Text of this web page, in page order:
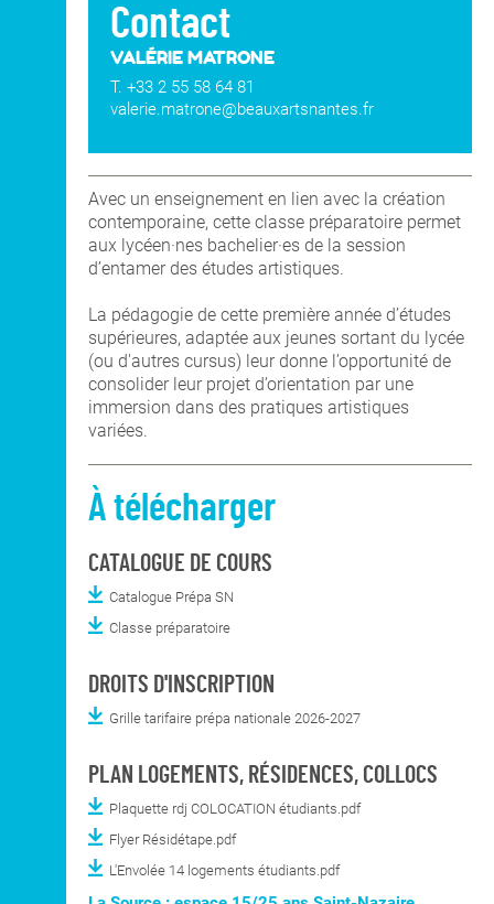
Contact
VALÉRIE MATRONE
T. +33 2 55 58 64 81
valerie.matrone@beauxartsnantes.fr
Avec un enseignement en lien avec la création
contemporaine, cette classe préparatoire permet
aux lycéen·nes bachelier·es de la session
d’entamer des études artistiques.
La pédagogie de cette première année d’études
supérieures, adaptée aux jeunes sortant du lycée
(ou d'autres cursus) leur donne l’opportunité de
consolider leur projet d’orientation par une
immersion dans des pratiques artistiques
variées.
À télécharger
CATALOGUE DE COURS
Catalogue Prépa SN
Classe préparatoire
DROITS D'INSCRIPTION
Grille tarifaire prépa nationale 2026-2027
PLAN LOGEMENTS, RÉSIDENCES, COLLOCS
Plaquette rdj COLOCATION étudiants.pdf
Flyer Résidétape.pdf
L'Envolée 14 logements étudiants.pdf